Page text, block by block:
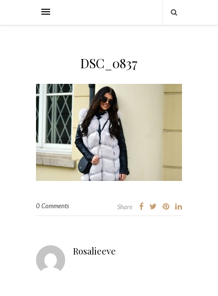
DSC_0837
0 Comments Share
Rosalieeve